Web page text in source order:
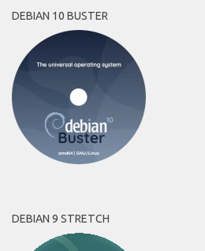
DEBIAN 10 BUSTER
DEBIAN 9 STRETCH